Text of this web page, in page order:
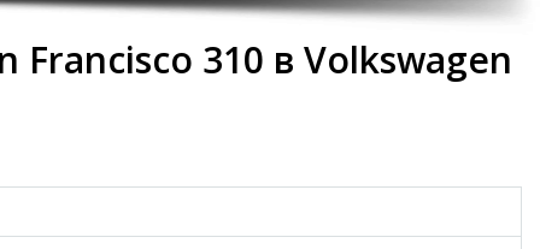
310 в Volkswagen